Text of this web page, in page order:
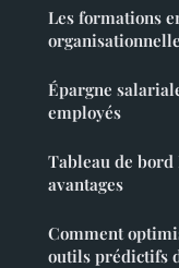
Les formations
Épargne
employés
Tableau de
avantages
Comment
outils prédictifs